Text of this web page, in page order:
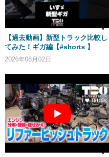
【過去動画】新型トラック比較し
てみた！ギガ編【#shorts 】
2026年08月02日